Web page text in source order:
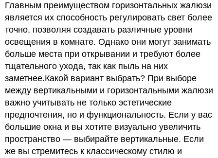
Главным преимуществом горизонтальных жалюзи
является их способность регулировать свет более
точно, позволяя создавать различные уровни
освещения в комнате. Однако они могут занимать
больше места при открывании и требуют более
тщательного ухода, так как пыль на них
заметнее.Какой вариант выбрать? При выборе
между вертикальными и горизонтальными жалюзи
важно учитывать не только эстетические
предпочтения, но и функциональность. Если у вас
большие окна и вы хотите визуально увеличить
пространство — выбирайте вертикальные. Если
же вы стремитесь к классическому стилю и